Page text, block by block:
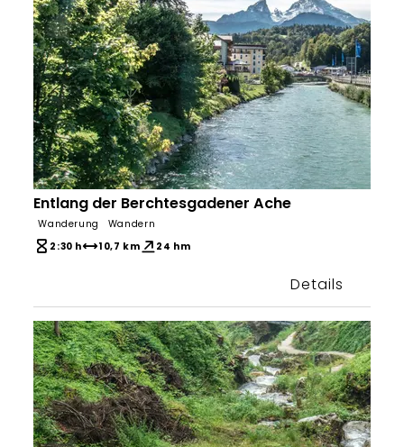
Bergerlebnis Berchtesgaden
Entlang der Berchtesgadener Ache
Wanderung
Wandern
2:30 h
10,7 km 24 hm
Details